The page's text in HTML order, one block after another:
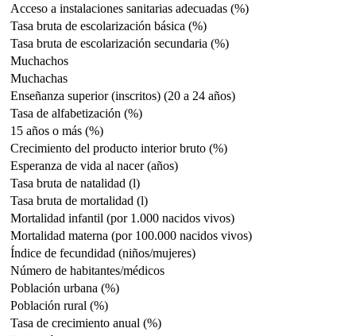
Acceso a instalaciones sanitarias adecuadas (%)
Tasa bruta de escolarización básica (%)
Tasa bruta de escolarización secundaria (%)
Muchachos
Muchachas
Enseñanza superior (inscritos) (20 a 24 años)
Tasa de alfabetización (%)
15 años o más (%)
Crecimiento del producto interior bruto (%)
Esperanza de vida al nacer (años)
Tasa bruta de natalidad (l)
Tasa bruta de mortalidad (l)
Mortalidad infantil (por 1.000 nacidos vivos)
Mortalidad materna (por 100.000 nacidos vivos)
Índice de fecundidad (niños/mujeres)
Número de habitantes/médicos
Población urbana (%)
Población rural (%)
Tasa de crecimiento anual (%)